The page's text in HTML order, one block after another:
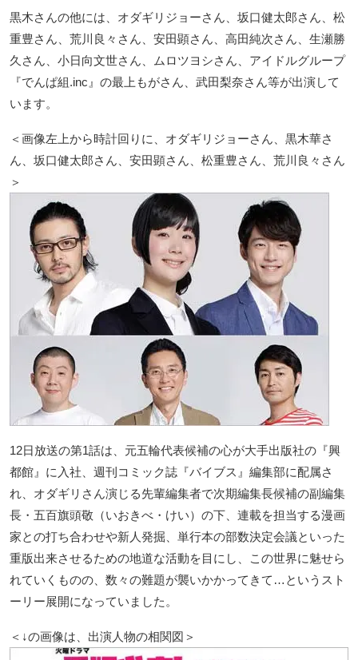
黒木さんの他には、オダギリジョーさん、坂口健太郎さん、松
重豊さん、荒川良々さん、安田顕さん、高田純次さん、生瀬勝
久さん、小日向文世さん、ムロツヨシさん、アイドルグループ
『でんぱ組.inc』の最上もがさん、武田梨奈さん等が出演して
います。
＜画像左上から時計回りに、オダギリジョーさん、黒木華さ
ん、坂口健太郎さん、安田顕さん、松重豊さん、荒川良々さん
＞
12日放送の第1話は、元五輪代表候補の心が大手出版社の『興
都館』に入社、週刊コミック誌『バイブス』編集部に配属さ
れ、オダギリさん演じる先輩編集者で次期編集長候補の副編集
長・五百旗頭敬（いおきべ・けい）の下、連載を担当する漫画
家との打ち合わせや新人発掘、単行本の部数決定会議といった
重版出来させるための地道な活動を目にし、この世界に魅せら
れていくものの、数々の難題が襲いかかってきて…というスト
ーリー展開になっていました。
＜↓の画像は、出演人物の相関図＞